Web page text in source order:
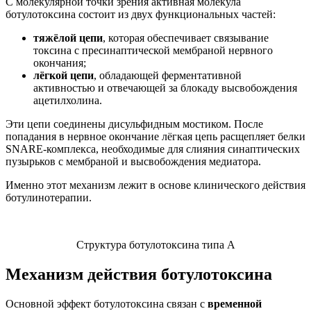
ботулотоксина состоит из двух функциональных частей:
тяжёлой цепи, которая обеспечивает связывание
токсина с пресинаптической мембраной нервного
окончания;
лёгкой цепи, обладающей ферментативной
активностью и отвечающей за блокаду высвобождения
ацетилхолина.
Эти цепи соединены дисульфидным мостиком. После
попадания в нервное окончание лёгкая цепь расщепляет белки
SNARE-комплекса, необходимые для слияния синаптических
пузырьков с мембраной и высвобождения медиатора.
Именно этот механизм лежит в основе клинического действия
ботулинотерапии.
Структура ботулотоксина типа А
Механизм действия ботулотоксина
Основной эффект ботулотоксина связан с временной